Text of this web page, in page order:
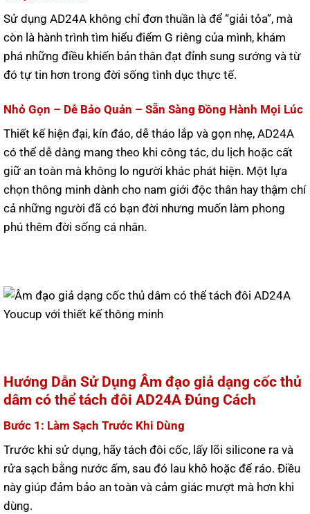
Sử dụng AD24A không chỉ đơn thuần là để “giải tỏa”, mà
còn là hành trình tìm hiểu điểm G riêng của mình, khám
phá những điều khiến bản thân đạt đỉnh sung sướng và từ
đó tự tin hơn trong đời sống tình dục thực tế.
Nhỏ Gọn – Dễ Bảo Quản – Sẵn Sàng Đồng Hành Mọi Lúc
Thiết kế hiện đại, kín đáo, dễ tháo lắp và gọn nhẹ, AD24A
có thể dễ dàng mang theo khi công tác, du lịch hoặc cất
giữ an toàn mà không lo người khác phát hiện. Một lựa
chọn thông minh dành cho nam giới độc thân hay thậm chí
cả những người đã có bạn đời nhưng muốn làm phong
phú thêm đời sống cá nhân.
Hướng Dẫn Sử Dụng Âm đạo giả dạng cốc thủ
dâm có thể tách đôi AD24A Đúng Cách
Bước 1: Làm Sạch Trước Khi Dùng
Trước khi sử dụng, hãy tách đôi cốc, lấy lõi silicone ra và
rửa sạch bằng nước ấm, sau đó lau khô hoặc để ráo. Điều
này giúp đảm bảo an toàn và cảm giác mượt mà hơn khi
dùng.